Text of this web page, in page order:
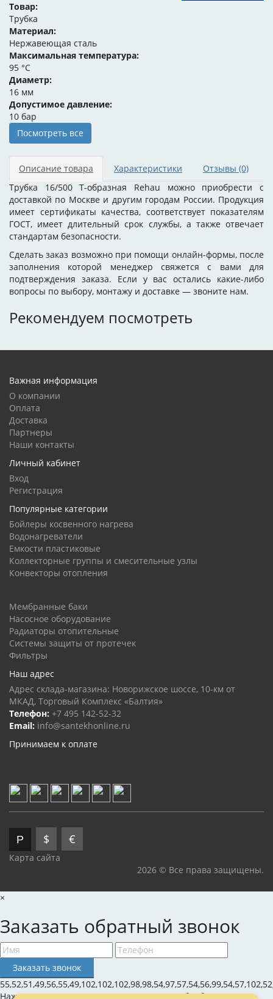
Товар:
Трубка
Материал:
Нержавеющая сталь
Максимальная температура:
95 °C
Диаметр:
16 мм
Допустимое давление:
10 бар
Посмотреть все
Описание товара Характеристики Отзывы (0)
Трубка 16/500 Т-образная Rehau можно приобрести с
доставкой по Москве и другим городам России. Продукция
имеет сертификаты качества, соответствует показателям
ГОСТ, имеет длительный срок службы, а также отвечает
стандартам безопасности.
Сделать заказ возможно при помощи онлайн-формы, после
заполнения которой менеджер свяжется с вами для
подтверждения заказа. Если у вас остались какие-либо
вопросы по выбору, монтажу и доставке — звоните нам.
Рекомендуем посмотреть
Важная информация
О компании
Оплата
Доставка
Партнеры
Наши контакты
Личный кабинет
Вход
Регистрация
Популярные категории
Бойлеры косвенного нагрева
Водонагреватели
Емкости пластиковые
Коллекторные группы и смесительные узлы
Конвекторы отопления
Мембранные баки
Насосное оборудование
Радиаторы отопительные
Системы защиты от протечек
Фильтры
Наш адрес
Адрес склада-магазина: Новорижское шоссе, 10-км от
МКАД, Торговый Комплекс «Балтия»
Телефон: +7 495 142-52-32
Email: info@santekhonline.ru
Принимаем к оплате
Р $ €
Карта сайта
2026 © Все права защищены.
×
Заказать обратный звонок
Нажимая на кнопку, вы даете согласие на обработку своих